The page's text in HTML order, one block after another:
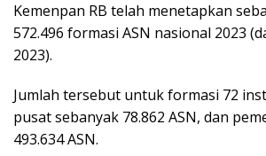
Kemenpan RB telah menetapkan
572.496 formasi ASN nasional 2023
2023).
Jumlah tersebut untuk formasi 72
pusat sebanyak 78.862 ASN, dan
493.634 ASN.